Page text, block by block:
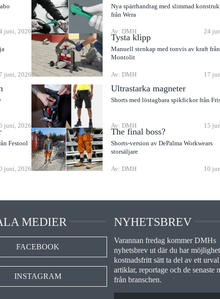
juni, 2026
Nya spärrhandtag med slimmad
från Wera
Av: DMH 24
juni, 2026
Tysta klipp
Manuell stenkap med tonvis av kraft från
Montolit
Av: DMH 17
juni, 2026
Ultrastarka magneter
Shorts med löstagbara spikfickor från
Av: DMH 15
Festool
juni, 2026
The final boss?
Shorts-version av DePalma Workwears
storsäljare
Av: DMH 10
MEDIER
FACEBOOK
INSTAGRAM
NYHETSBREV
Varannan fredag kommer DMHs
nyhetsbrev ut där du har
kostnadsfritt sätt ta del av ett
artiklar, reportage och de senaste
från branschen.